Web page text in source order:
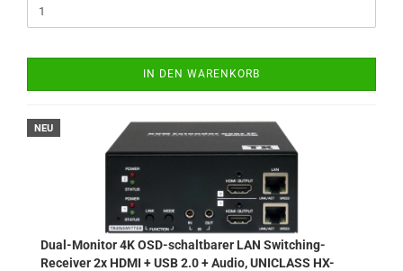
IN DEN WARENKORB
NEU
Dual-Monitor 4K OSD-schaltbarer LAN Switching-
Receiver 2x HDMI + USB 2.0 + Audio, UNICLASS HX-